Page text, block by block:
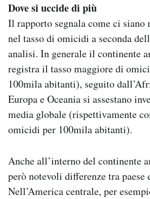
Dove si uccide di più
Il rapporto segnala come ci siano
nel tasso di omicidi a seconda
analisi. In generale il continente
registra il tasso maggiore di
100mila abitanti), seguito
Europa e Oceania si assestano
media globale (rispettivamente
omicidi per 100mila abitanti).
Anche all’interno del continente
però notevoli differenze tra paese
Nell’America centrale, per